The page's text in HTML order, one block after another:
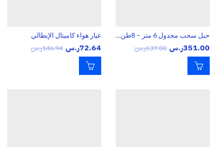
حبل سحب مجدول 6 متر – 8طن سفاري
351.00ر.س 637.00ر.س
عيار هواء كاميتال الإيطالي
72.64ر.س 146.94ر.س